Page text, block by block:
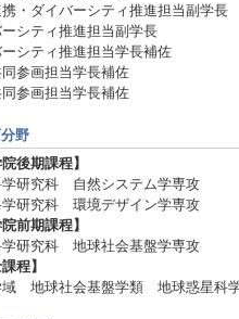
・ダイバーシティ推進担当副学長
シティ推進担当副学長
シティ推進担当学長補佐
参画担当学長補佐
参画担当学長補佐
野
院後期課程】
学研究科 自然システム学専攻
学研究科 環境デザイン学専攻
院前期課程】
学研究科 地球社会基盤学専攻
程】
域 地球社会基盤学類 地球惑星科